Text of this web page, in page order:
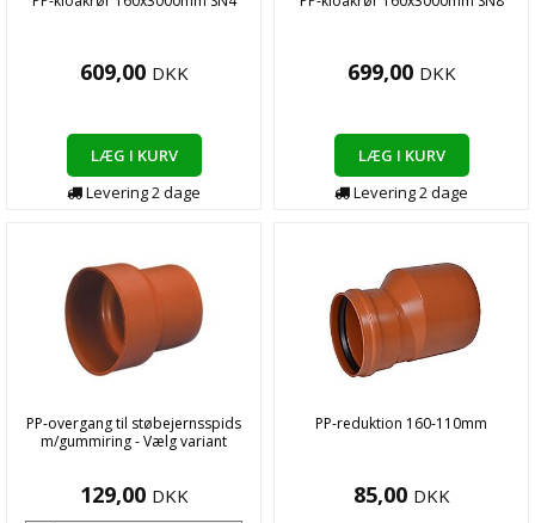
609,00 DKK
LÆG I KURV
Levering2dage
699,00 DKK
LÆG I KURV
Levering2dage
PP-overgang til støbejernsspids
m/gummiring - Vælg variant
129,00 DKK
PP-reduktion 160-110mm
85,00 DKK